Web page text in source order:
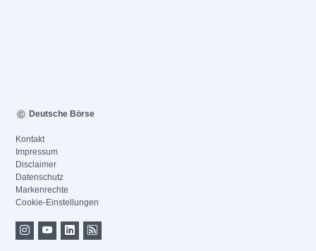
Deutsche Börse
Kontakt
Impressum
Disclaimer
Datenschutz
Markenrechte
Cookie-Einstellungen